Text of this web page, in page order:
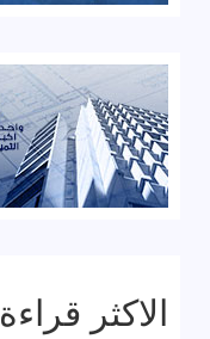
الاكثر قراءة